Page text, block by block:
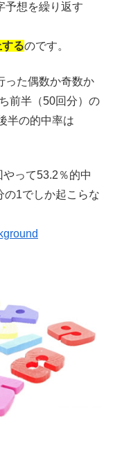
予想を繰り返す
るのです。
った偶数か奇数か
前半（50回分）の
半の的中率は
って53.2％的中
の1でしか起こらな